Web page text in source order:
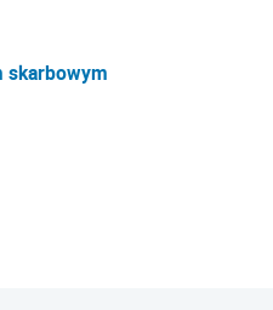
skarbowym